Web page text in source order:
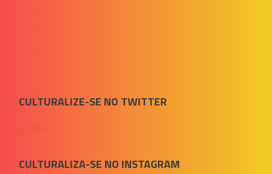
CULTURALIZE-SE NO TWITTER
Meus Tuítes
CULTURALIZA-SE NO INSTAGRAM